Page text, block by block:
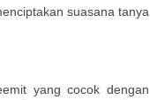
suasana tanya
yang cocok dengan